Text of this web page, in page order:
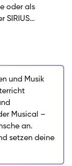
oder als
SIRIUS
musikalische
Stimme und
mich an dem,
gleich ob das
sind. Mein
Wir arbeiten
dein
Ausdruck. Ich
und Musik
Musical –
an.
setzen deine